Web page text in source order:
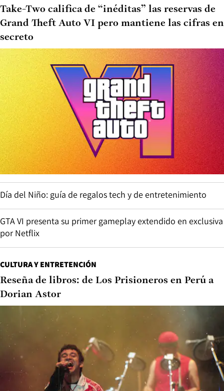
Take-Two califica de “inéditas” las reservas de
Grand Theft Auto VI pero mantiene las cifras en
secreto
Día del Niño: guía de regalos tech y de entretenimiento
GTA VI presenta su primer gameplay extendido en exclusiva
por Netflix
CULTURA Y ENTRETENCIÓN
Reseña de libros: de Los Prisioneros en Perú a
Dorian Astor